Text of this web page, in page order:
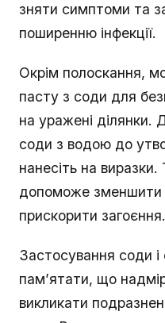
зняти симптоми та
поширенню інфекції.
Окрім полоскання,
пасту з соди для
на уражені ділянки.
соди з водою до
нанесіть на
допоможе зменшити
прискорити загоєння.
Застосування соди і
пам’ятати, що
викликати